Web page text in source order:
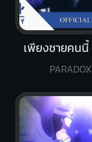
PARADOX